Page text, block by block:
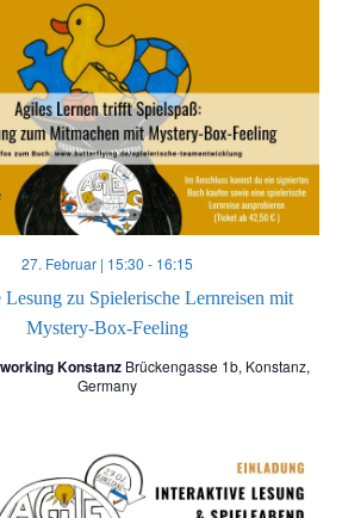
zu Spielerische Lernreisen mit
Mystery-Box-Feeling
27. Februar | 15:30 - 16:15
Konstanz Brückengasse 1b, Konstanz,
Germany